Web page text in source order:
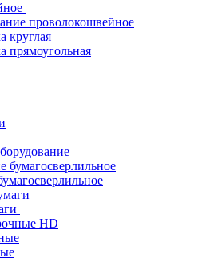
проволокошвейное
круглая
прямоугольная
HD